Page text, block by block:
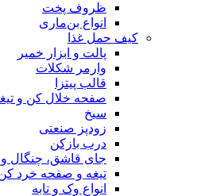
ظروف پخت
انواع بن‌ماری
کیف حمل غذا
پالت و ابزار خمیر
وارمر شکلات
قالب پیتزا
صفحه خلال کن و
سیخ
زودپز صنعتی
درب بازکن
جای قاشق، چنگال
تیغه و صفحه خرد
انواع وک و تابه